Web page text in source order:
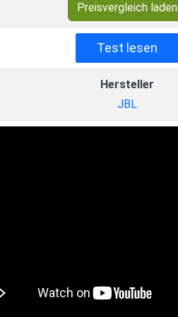
Preisvergleich laden
Test lesen
Hersteller
JBL